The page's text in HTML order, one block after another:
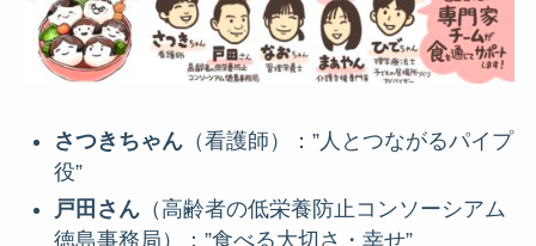
さつきちゃん（看護師）：”人とつながるパイプ
役”
戸田さん（高齢者の低栄養防止コンソーシアム
徳島事務局）：”食べる大切さ・幸せ”